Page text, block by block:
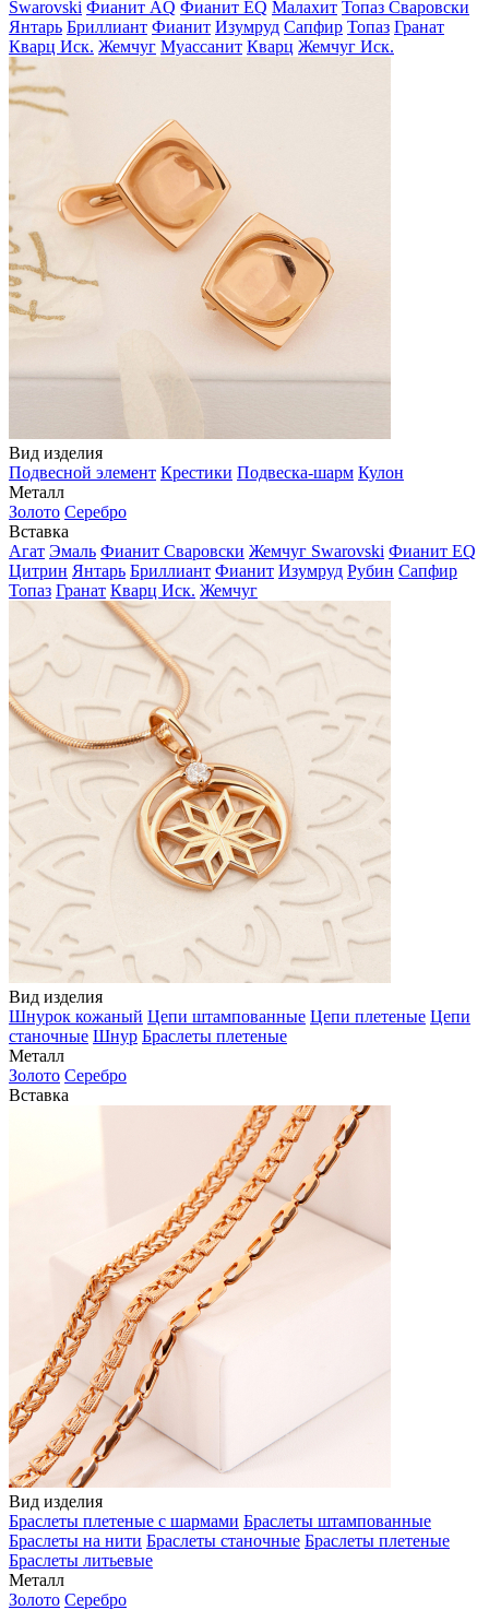
Swarovski Фианит AQ Фианит EQ Малахит Топаз Сваровски
Янтарь Бриллиант Фианит Изумруд Сапфир Топаз Гранат
Кварц Иск. Жемчуг Муассанит Кварц Жемчуг Иск.
Вид изделия
Подвесной элемент Крестики Подвеска-шарм Кулон
Металл
Золото Серебро
Вставка
Агат Эмаль Фианит Сваровски Жемчуг Swarovski Фианит EQ
Цитрин Янтарь Бриллиант Фианит Изумруд Рубин Сапфир
Топаз Гранат Кварц Иск. Жемчуг
Вид изделия
Шнурок кожаный Цепи штампованные Цепи плетеные Цепи
станочные Шнур Браслеты плетеные
Металл
Золото Серебро
Вставка
Вид изделия
Браслеты плетеные с шармами Браслеты штампованные
Браслеты на нити Браслеты станочные Браслеты плетеные
Браслеты литьевые
Металл
Золото Серебро